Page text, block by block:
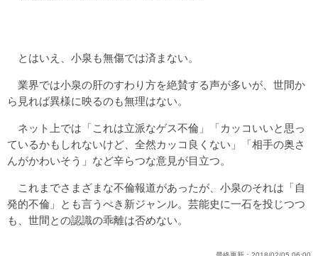
とはいえ、小泉も無傷では済まない。
業界では小泉の肝のすわり方を絶賛する声が多いが、世間か
ら見れば異様に映るのも無理はない。
ネット上では「これは立派なゲス不倫」「カッコいいと思っ
ているかもしれないけど、全然カッコ良くない」「相手の奥さ
んがかわいそう」など辛らつな意見が目立つ。
これまでさまざまな不倫報道があったが、小泉のそれは「自
発的不倫」とも言うべき新ジャンル。芸能史に一石を投じつつ
も、世間との認識の乖離は否めない。